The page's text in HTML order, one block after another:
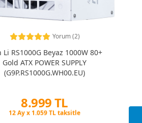
Yorum (2)
Li RS1000G Beyaz 1000W 80+
Gold ATX POWER SUPPLY
(G9P.RS1000G.WH00.EU)
8.999 TL
Peşin Fiyatına 3 Taksit